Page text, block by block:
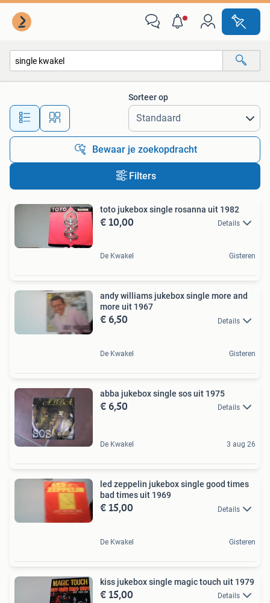
Alle afstanden…
Sorteer op
Bewaar je zoekopdracht
Filters
toto jukebox single rosanna uit 1982
€ 10,00 Details
De Kwakel Gisteren
andy williams jukebox single more and
more uit 1967
€ 6,50 Details
De Kwakel Gisteren
abba jukebox single sos uit 1975
€ 6,50 Details
De Kwakel 3 aug 26
led zeppelin jukebox single good times
bad times uit 1969
€ 15,00 Details
De Kwakel Gisteren
kiss jukebox single magic touch uit 1979
€ 15,00 Details